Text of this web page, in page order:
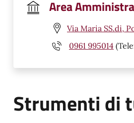
Area
Via Maria SS.di,
0961 995014
Strumenti di